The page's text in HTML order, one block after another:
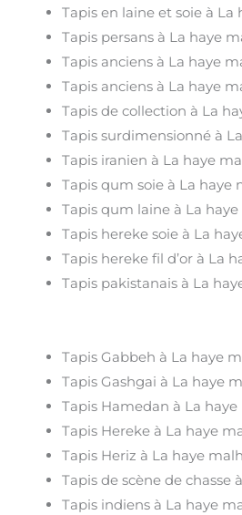
Tapis en laine et soie à
Tapis persans à La haye
Tapis anciens à La haye
Tapis anciens à La haye
Tapis de collection à La
Tapis surdimensionné à
Tapis iranien à La haye
Tapis qum soie à La haye
Tapis qum laine à La
Tapis hereke soie à La
Tapis hereke fil d’or à La
Tapis pakistanais à La
Tapis Gabbeh à La haye
Tapis Gashgai à La haye
Tapis Hamedan à La
Tapis Hereke à La haye
Tapis Heriz à La haye
Tapis de scène de chasse
Tapis indiens à La haye